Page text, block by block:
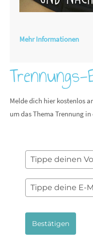
Mehr Informationen
Melde dich hier kostenlos
um das Thema Trennung
Bestätigen